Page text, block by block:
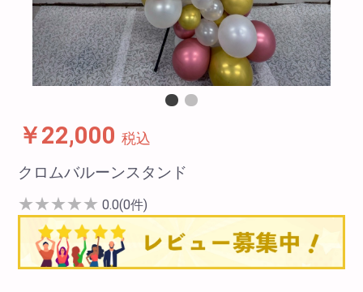
￥22,000 税込
クロムバルーンスタンド
★★★★★ 0.0(0件)